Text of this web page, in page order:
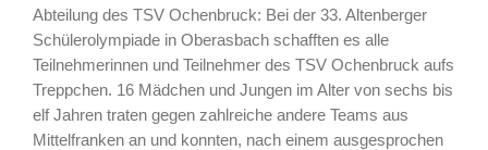
Abteilung des TSV Ochenbruck: Bei der 33. Altenberger
Schülerolympiade in Oberasbach schafften es alle
Teilnehmerinnen und Teilnehmer des TSV Ochenbruck aufs
Treppchen. 16 Mädchen und Jungen im Alter von sechs bis
elf Jahren traten gegen zahlreiche andere Teams aus
Mittelfranken an und konnten, nach einem ausgesprochen